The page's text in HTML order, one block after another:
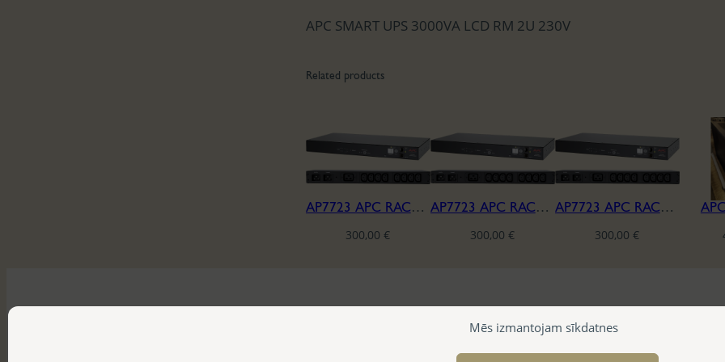
Mēs izmantojam sīkdatnes
APC SMART UPS 3000VA LCD RM 2U 230V
Related products
AP7723 APC RACK AUTOMATIC TRANSFER SWITCH-230V
300,00€
AP7723 APC RACK AUTOMATIC TRANSFER SWITCH-230V
300,00€
AP7723 APC RACK AUTOMATIC TRANSFER SWITCH-230V
300,00€